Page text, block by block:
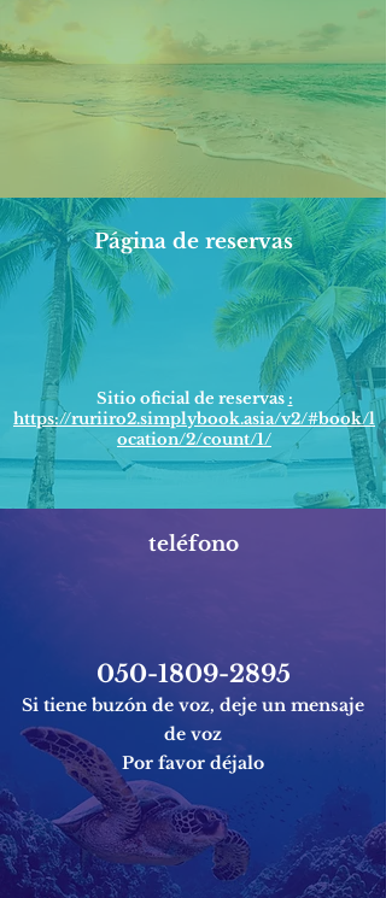
Página de reservas
Sitio oficial de reservas :
https://ruriiro2.simplybook.asia/v2/#book/l
ocation/2/count/1/
teléfono
050-1809-2895
Si tiene buzón de voz, deje un mensaje
de voz
Por favor déjalo